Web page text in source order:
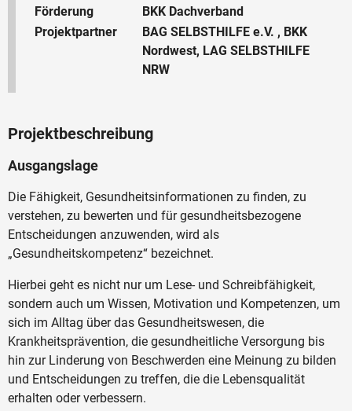
Förderung
BKK Dachverband
Projektpartner
BAG SELBSTHILFE e.V. , BKK
Nordwest, LAG SELBSTHILFE
NRW
Projektbeschreibung
Ausgangslage
Die Fähigkeit, Gesundheitsinformationen zu finden, zu
verstehen, zu bewerten und für gesundheitsbezogene
Entscheidungen anzuwenden, wird als
„Gesundheitskompetenz“ bezeichnet.
Hierbei geht es nicht nur um Lese- und Schreibfähigkeit,
sondern auch um Wissen, Motivation und Kompetenzen, um
sich im Alltag über das Gesundheitswesen, die
Krankheitsprävention, die gesundheitliche Versorgung bis
hin zur Linderung von Beschwerden eine Meinung zu bilden
und Entscheidungen zu treffen, die die Lebensqualität
erhalten oder verbessern.